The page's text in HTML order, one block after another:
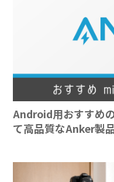
Android用おすすめ
て高品質なAnker製